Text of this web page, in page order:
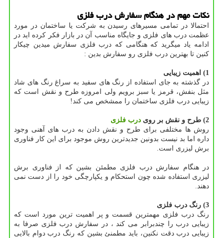
نکات مهم در هنگام سفارش درب فلزی
احتمالا در تمامی مسیرهای رسیدن به شرکت یا ساختمان در مورد
عظمت درب های فلزی و جایگاه مناسب آن در بازار فکر کرده اید در
ادامه یاد میگرید که هنگامی که درب فلزی سفارش میدین چیکار
کنین تا بهترین درب فلزی رو سفارش بدین :
1) اهمیت زیبایی
در گذشته به جای استفاده از رنگ های سفید به سراغ رنگ های شاد
مثل بنفش، قرمز یا سبز برویم ولی امروزه طرح و نقش است که
زیبایی درب فلزی ساختمان را ممشخص می کند!
2) طرح و نقش بر روی
درب فلزی
روش ها مختلفی برای طرح و نقش دادن به درب های آهنی وجود
داره اما بد نیست بدونین جدیدترین روش موجود برای این کار فناوری
برش لیزری است.
در هنگام سفارش درب فلزی مطمئن بشین که از فناوری برش
لیزری استفاده شده چون استحکام و یکپارچگی خود را از دست نمی
دهند.
3) رنگ درب فلزی
رنگ درب فلزی مهمترین قسمت و پر اهمیت ترین مورد است که
زیبایی درب را چندبرابر می کند ، در سفارش درب فلزی صرفا به
زیبایی درب دقت نکنین، باید مطمنئ بشین که رنگ درب دوام بالایی